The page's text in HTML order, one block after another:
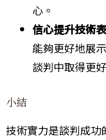
心。
信心提升技術
能夠更好地展
談判中取得更
小結
技術實力是談判成功